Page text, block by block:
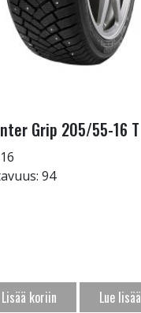
Grip 205/55-16 T
94
Lisää koriin Lue lisää